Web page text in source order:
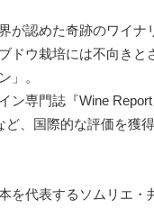
が認めた奇跡のワイナ
ドウ栽培には不向き
」。
ン専門誌『Wine
ど、国際的な評価を獲
を代表するソムリエ